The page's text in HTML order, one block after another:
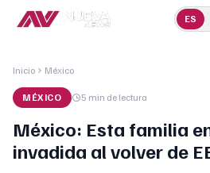
ES
Inicio México
MÉXICO 5 min de lectura
México: Esta familia
invadida al volver de